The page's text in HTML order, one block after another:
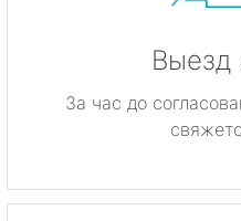
Выезд
За час до